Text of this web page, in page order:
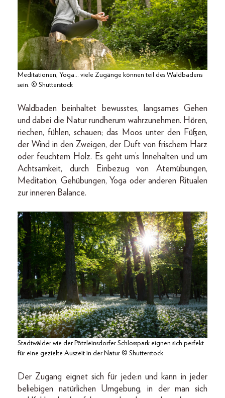
Meditationen, Yoga… viele Zugänge können teil des Waldbadens
sein. © Shutterstock
Waldbaden beinhaltet bewusstes, langsames Gehen
und dabei die Natur rundherum wahrzunehmen. Hören,
riechen, fühlen, schauen; das Moos unter den Füßen,
der Wind in den Zweigen, der Duft von frischem Harz
oder feuchtem Holz. Es geht um’s Innehalten und um
Achtsamkeit, durch Einbezug von Atemübungen,
Meditation, Gehübungen, Yoga oder anderen Ritualen
zur inneren Balance.
Stadtwälder wie der Pötzleinsdorfer Schlosspark eignen sich perfekt
für eine gezielte Auszeit in der Natur © Shutterstock
Der Zugang eignet sich für jede:n und kann in jeder
beliebigen natürlichen Umgebung, in der man sich